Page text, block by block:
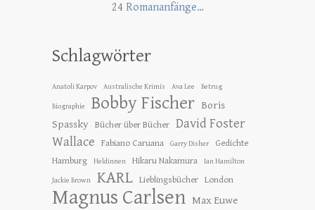
24 Romananfänge…
Schlagwörter
Anatoli Karpov Australische Krimis Ava Lee Betrug
Biographie Bobby Fischer Boris
Spassky Bücher über Bücher David Foster
Wallace
Fabiano Caruana Garry Disher
Gedichte
Hamburg
Heldinnen Hikaru Nakamura Ian Hamilton
Jackie Brown KARL Lieblingsbücher London
Magnus Carlsen Max Euwe